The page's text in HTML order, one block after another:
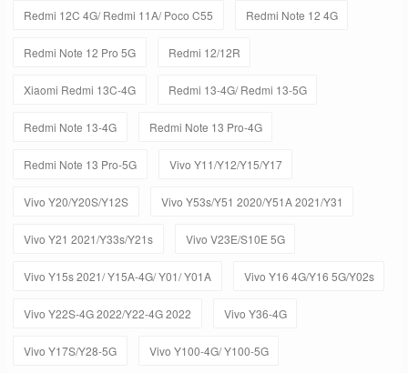
Redmi 12C 4G/ Redmi 11A/ Poco C55 Redmi Note 12 4G
Redmi Note 12 Pro 5G Redmi 12/12R
Xiaomi Redmi 13C-4G Redmi 13-4G/ Redmi 13-5G
Redmi Note 13-4G Redmi Note 13 Pro-4G
Redmi Note 13 Pro-5G Vivo Y11/Y12/Y15/Y17
Vivo Y20/Y20S/Y12S Vivo Y53s/Y51 2020/Y51A 2021/Y31
Vivo Y21 2021/Y33s/Y21s Vivo V23E/S10E 5G
Vivo Y15s 2021/ Y15A-4G/ Y01/ Y01A Vivo Y16 4G/Y16 5G/Y02s
Vivo Y22S-4G 2022/Y22-4G 2022 Vivo Y36-4G
Vivo Y17S/Y28-5G Vivo Y100-4G/ Y100-5G